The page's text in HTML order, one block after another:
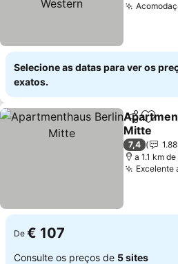
Selecione as datas para ver os
exatos.
Partilhar
Mitte
7,4
a 1.1 km
Excelente
De € 107
Consulte os preços de 5 sites